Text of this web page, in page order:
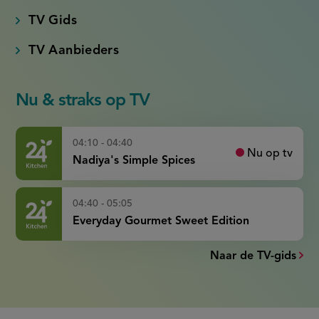
TV Gids
TV Aanbieders
Nu & straks op TV
04:10 - 04:40
Nadiya's Simple Spices
Nu op tv
04:40 - 05:05
Everyday Gourmet Sweet Edition
Naar de TV-gids